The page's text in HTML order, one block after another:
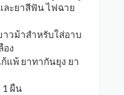
ะยาสีฟัน ไฟฉาย
าวม้าสำหรับใส่อาบ
อง
แพ้ ยาทากันยุง ยา
1 ผืน